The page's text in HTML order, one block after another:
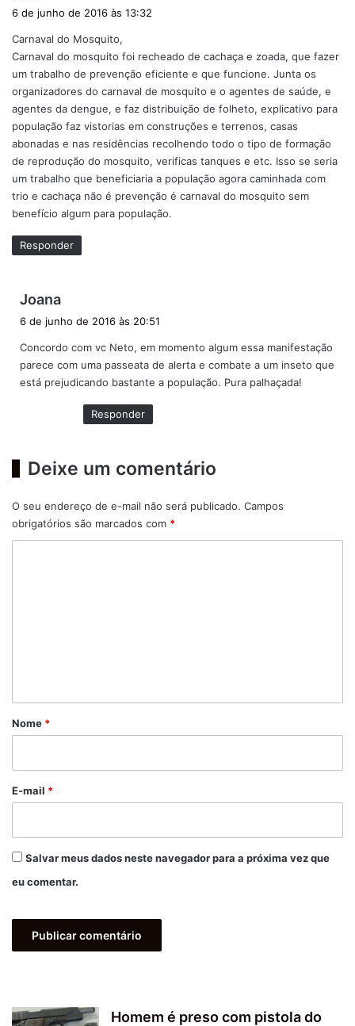
s
e
:
6 de junho de 2016 às 13:32
Carnaval do Mosquito,
Carnaval do mosquito foi recheado de cachaça e zoada, que fazer
um trabalho de prevenção eficiente e que funcione. Junta os
organizadores do carnaval de mosquito e o agentes de saúde, e
agentes da dengue, e faz distribuição de folheto, explicativo para
população faz vistorias em construções e terrenos, casas
abonadas e nas residências recolhendo todo o tipo de formação
de reprodução do mosquito, verificas tanques e etc. Isso se seria
um trabalho que beneficiaria a população agora caminhada com
trio e cachaça não é prevenção é carnaval do mosquito sem
benefício algum para população.
Responder
Joana
s
e
:
6 de junho de 2016 às 20:51
Concordo com vc Neto, em momento algum essa manifestação
parece com uma passeata de alerta e combate a um inseto que
está prejudicando bastante a população. Pura palhaçada!
Responder
Deixe um comentário
O seu endereço de e-mail não será publicado. Campos
obrigatórios são marcados com *
r
*
Nome *
E-mail *
Salvar meus dados neste navegador para a próxima vez que
eu comentar.
Homem é preso com pistola do